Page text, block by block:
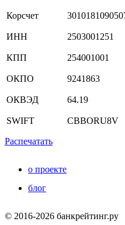
Корсчет
ИНН 2503001251
КПП 254001001
ОКПО 9241863
ОКВЭД 64.19
SWIFT CBBORU8V
Распечатать
о проекте
блог
© 2016-2026 банкрейтинг.ру